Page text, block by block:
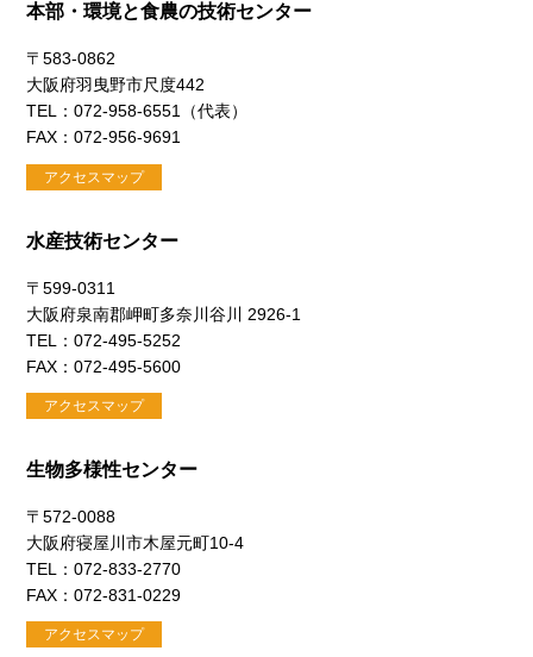
本部・環境と食農の技術センター
〒583-0862
大阪府羽曳野市尺度442
TEL：072-958-6551（代表）
FAX：072-956-9691
アクセスマップ
水産技術センター
〒599-0311
大阪府泉南郡岬町多奈川谷川 2926-1
TEL：072-495-5252
FAX：072-495-5600
アクセスマップ
生物多様性センター
〒572-0088
大阪府寝屋川市木屋元町10-4
TEL：072-833-2770
FAX：072-831-0229
アクセスマップ